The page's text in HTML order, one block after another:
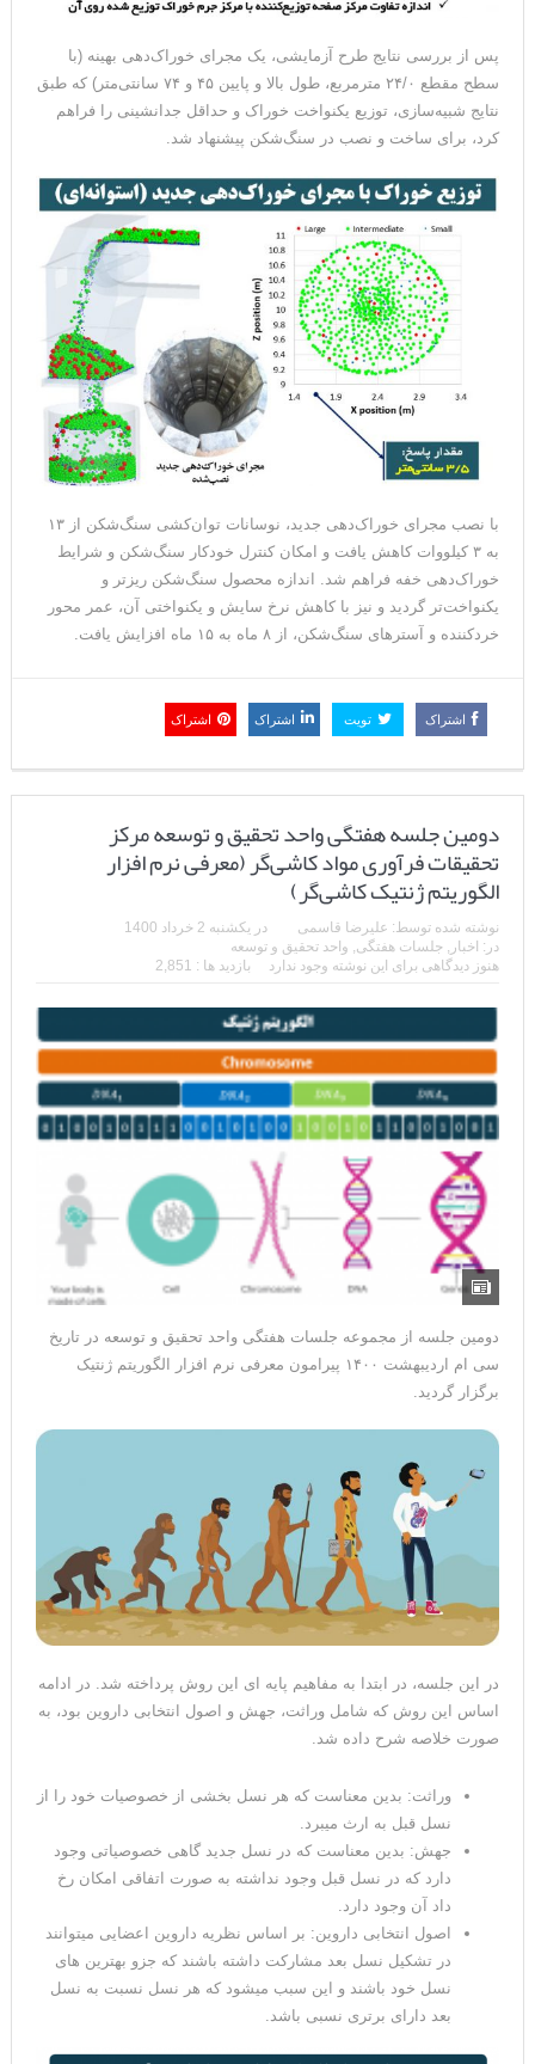
پس از بررسی نتایج طرح آزمایشی، یک مجرای خوراک‌دهی بهینه (با
سطح مقطع ۲۴/۰ مترمربع، طول بالا و پایین ۴۵ و ۷۴ سانتی‌متر) که طبق
نتایج شبیه‌سازی، توزیع یکنواخت خوراک و حداقل جدانشینی را فراهم
با نصب مجرای خوراک‌دهی جدید، نوسانات توان‌کشی سنگ‌شکن از ۱۳
به ۳ کیلووات کاهش یافت و امکان کنترل خودکار سنگ‌شکن و شرایط
خوراک‌دهی خفه فراهم شد. اندازه محصول سنگ‌شکن ریزتر و
یکنواخت‌تر گردید و نیز با کاهش نرخ سایش و یکنواختی آن، عمر محور
دومین جلسه هفتگی واحد تحقیق و توسعه مرکز
تحقیقات فرآوری مواد کاشی‌گر (معرفی نرم افزار
الگوریتم ژنتیک کاشی‌گر)
نوشته شده توسط:علیرضا قاسمی دریکشنبه 2 خرداد 1400
در:اخبار ,جلسات هفتگی,واحد تحقیق و توسعه
دومین جلسه از مجموعه جلسات هفتگی واحد تحقیق و توسعه در تاریخ
در این جلسه، در ابتدا به مفاهیم پایه ای این روش پرداخته شد. در ادامه
اساس این روش که شامل وراثت، جهش و اصول انتخابی داروین بود، به
وراثت: بدین معناست که هر نسل بخشی از خصوصیات خود را از
نسل قبل به ارث میبرد.
جهش: بدین معناست که در نسل جدید گاهی خصوصیاتی وجود
دارد که در نسل قبل وجود نداشته به صورت اتفاقی امکان رخ
داد آن وجود دارد.
اصول انتخابی داروین: بر اساس نظریه داروین اعضایی میتوانند
در تشکیل نسل بعد مشارکت داشته باشند که جزو بهترین های
نسل خود باشند و این سبب میشود که هر نسل نسبت به نسل